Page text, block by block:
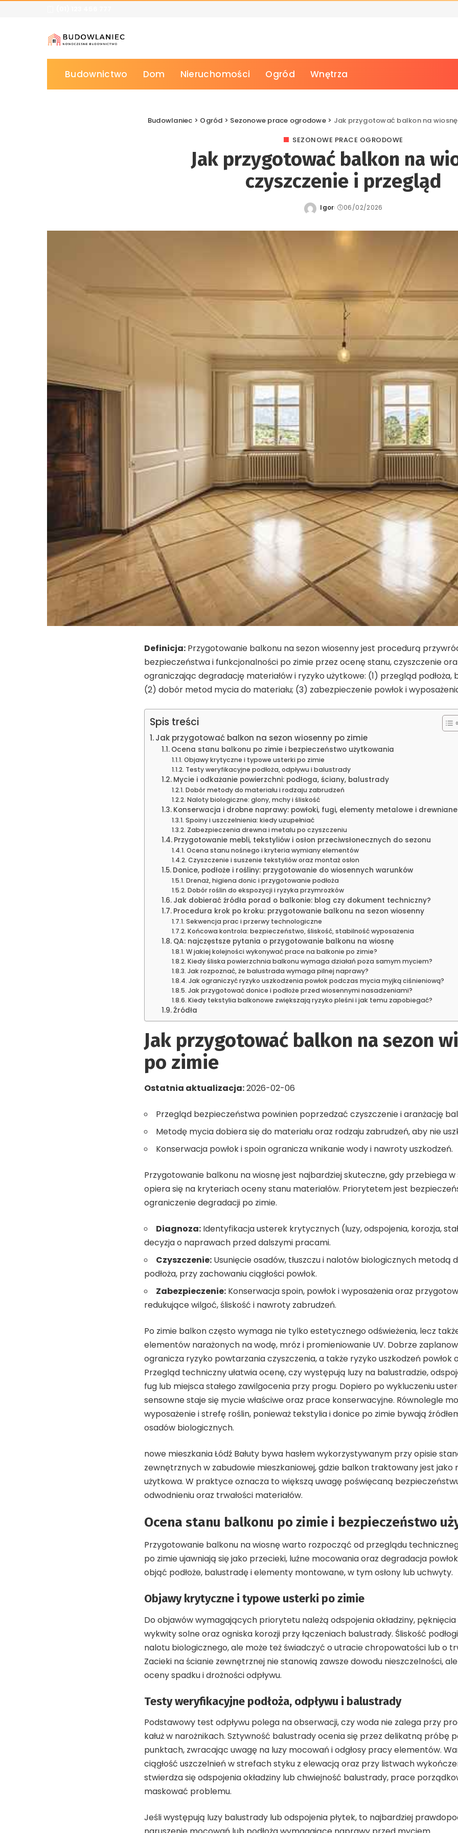
Budownictwo Dom Nieruchomości Ogród Wnętrza
Budowlaniec > Ogród > Sezonowe prace ogrodowe> Jak przygotować balkon na
SEZONOWE PRACE OGRODOWE
Jak przygotować balkon na
czyszczenie i przegląd
Posted
Igor 06/02/2026
Definicja: Przygotowanie balkonu na sezon wiosenny jest procedurą
bezpieczeństwa i funkcjonalności po zimie przez ocenę stanu, czyszczenie
ograniczając degradację materiałów i ryzyko użytkowe: (1) przegląd podłoża,
(2) dobór metod mycia do materiału; (3) zabezpieczenie powłok i
Spis treści
Jak przygotować balkon na sezon wiosenny po zimie
Ocena stanu balkonu po zimie i bezpieczeństwo użytkowania
Objawy krytyczne i typowe usterki po zimie
Testy weryfikacyjne podłoża, odpływu i balustrady
Mycie i odkażanie powierzchni: podłoga, ściany, balustrady
Dobór metody do materiału i rodzaju zabrudzeń
Naloty biologiczne: glony, mchy i śliskość
Konserwacja i drobne naprawy: powłoki, fugi, elementy metalowe i drewniane
Spoiny i uszczelnienia: kiedy uzupełniać
Zabezpieczenia drewna i metalu po czyszczeniu
Przygotowanie mebli, tekstyliów i osłon przeciwsłonecznych do sezonu
Ocena stanu nośnego i kryteria wymiany elementów
Czyszczenie i suszenie tekstyliów oraz montaż osłon
Donice, podłoże i rośliny: przygotowanie do wiosennych warunków
Drenaż, higiena donic i przygotowanie podłoża
Dobór roślin do ekspozycji i ryzyka przymrozków
Jak dobierać źródła porad o balkonie: blog czy dokument techniczny?
Procedura krok po kroku: przygotowanie balkonu na sezon wiosenny
Sekwencja prac i przerwy technologiczne
Końcowa kontrola: bezpieczeństwo, śliskość, stabilność wyposażenia
QA: najczęstsze pytania o przygotowanie balkonu na wiosnę
W jakiej kolejności wykonywać prace na balkonie po zimie?
Kiedy śliska powierzchnia balkonu wymaga działań poza samym myciem?
Jak rozpoznać, że balustrada wymaga pilnej naprawy?
Jak ograniczyć ryzyko uszkodzenia powłok podczas mycia myjką ciśnieniową?
Jak przygotować donice i podłoże przed wiosennymi nasadzeniami?
Kiedy tekstylia balkonowe zwiększają ryzyko pleśni i jak temu zapobiegać?
Źródła
Jak przygotować balkon na sezon
po zimie
Ostatnia aktualizacja:2026-02-06
Przegląd bezpieczeństwa powinien poprzedzać czyszczenie i aranżację
Metodę mycia dobiera się do materiału oraz rodzaju zabrudzeń, aby nie
Konserwacja powłok i spoin ogranicza wnikanie wody i nawroty uszkodzeń.
Przygotowanie balkonu na wiosnę jest najbardziej skuteczne, gdy przebiega w
opiera się na kryteriach oceny stanu materiałów. Priorytetem jest
ograniczenie degradacji po zimie.
Diagnoza: Identyfikacja usterek krytycznych (luzy, odspojenia, korozja,
decyzja o naprawach przed dalszymi pracami.
Czyszczenie: Usunięcie osadów, tłuszczu i nalotów biologicznych metodą
podłoża, przy zachowaniu ciągłości powłok.
Zabezpieczenie: Konserwacja spoin, powłok i wyposażenia oraz
redukujące wilgoć, śliskość i nawroty zabrudzeń.
Po zimie balkon często wymaga nie tylko estetycznego odświeżenia, lecz
elementów narażonych na wodę, mróz i promieniowanie UV. Dobrze
ogranicza ryzyko powtarzania czyszczenia, a także ryzyko uszkodzeń powłok
Przegląd techniczny ułatwia ocenę, czy występują luzy na balustradzie,
fug lub miejsca stałego zawilgocenia przy progu. Dopiero po wykluczeniu
sensowne staje się mycie właściwe oraz prace konserwacyjne. Równolegle
wyposażenie i strefę roślin, ponieważ tekstylia i donice po zimie bywają
osadów biologicznych.
nowe mieszkania Łódź Bałuty bywa hasłem wykorzystywanym przy opisie
zewnętrznych w zabudowie mieszkaniowej, gdzie balkon traktowany jest jako
użytkowa. W praktyce oznacza to większą uwagę poświęcaną
odwodnieniu oraz trwałości materiałów.
Ocena stanu balkonu po zimie i bezpieczeństwo
Przygotowanie balkonu na wiosnę warto rozpocząć od przeglądu
po zimie ujawniają się jako przecieki, luźne mocowania oraz degradacja
objąć podłoże, balustradę i elementy montowane, w tym osłony lub uchwyty.
Objawy krytyczne i typowe usterki po zimie
Do objawów wymagających priorytetu należą odspojenia okładziny,
wykwity solne oraz ogniska korozji przy łączeniach balustrady. Śliskość
nalotu biologicznego, ale może też świadczyć o utracie chropowatości lub o
Zacieki na ścianie zewnętrznej nie stanowią zawsze dowodu nieszczelności,
oceny spadku i drożności odpływu.
Testy weryfikacyjne podłoża, odpływu i balustrady
Podstawowy test odpływu polega na obserwacji, czy woda nie zalega przy
kałuż w narożnikach. Sztywność balustrady ocenia się przez delikatną próbę
punktach, zwracając uwagę na luzy mocowań i odgłosy pracy elementów.
ciągłość uszczelnień w strefach styku z elewacją oraz przy listwach
stwierdza się odspojenia okładziny lub chwiejność balustrady, prace
maskować problemu.
Jeśli występują luzy balustrady lub odspojenia płytek, to najbardziej